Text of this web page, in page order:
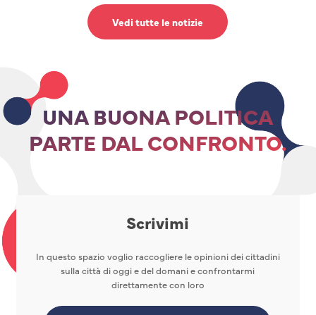
Vedi tutte le notizie
UNA BUONA POLITICA
PARTE DAL CONFRONTO.
Scrivimi
In questo spazio voglio raccogliere le opinioni dei cittadini
sulla città di oggi e del domani e confrontarmi
direttamente con loro